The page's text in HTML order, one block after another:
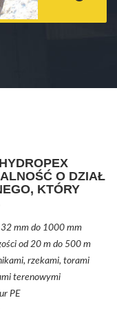
O DZIAŁ
KTÓRY
mm do 1000 mm
od 20 m do 500 m
rzekami, torami
terenowymi
PE